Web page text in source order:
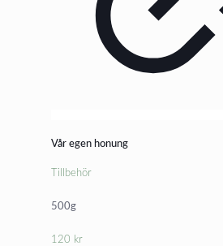
Vår egen honung
Tillbehör
500g
120 kr